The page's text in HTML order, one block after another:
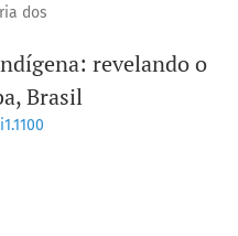
dos
revelando o
Brasil